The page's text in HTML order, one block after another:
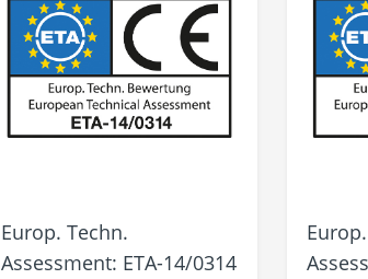
Europ. Techn.
Assessment: ETA-14/0314